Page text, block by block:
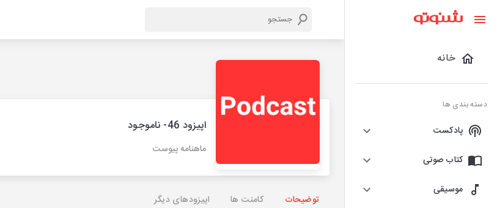
خانه
دسته بندی ها
پادکست
کتاب صوتی
موسیقی
اپیزود 46- ناموجود
ماهنامه پیوست
توضیحات کامنت ها اپیزودهای دیگر